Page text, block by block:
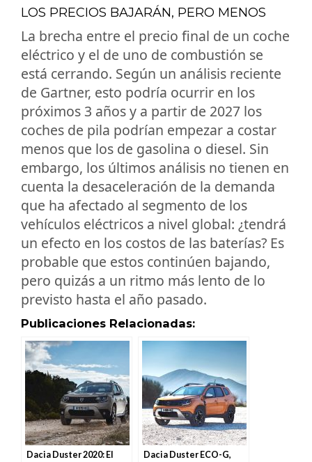
LOS PRECIOS BAJARÁN, PERO MENOS
La brecha entre el precio final de un coche
eléctrico y el de uno de combustión se
está cerrando. Según un análisis reciente
de Gartner, esto podría ocurrir en los
próximos 3 años y a partir de 2027 los
coches de pila podrían empezar a costar
menos que los de gasolina o diesel. Sin
embargo, los últimos análisis no tienen en
cuenta la desaceleración de la demanda
que ha afectado al segmento de los
vehículos eléctricos a nivel global: ¿tendrá
un efecto en los costos de las baterías? Es
probable que estos continúen bajando,
pero quizás a un ritmo más lento de lo
previsto hasta el año pasado.
Publicaciones Relacionadas:
Dacia Duster 2020: El
Dacia Duster ECO-G,